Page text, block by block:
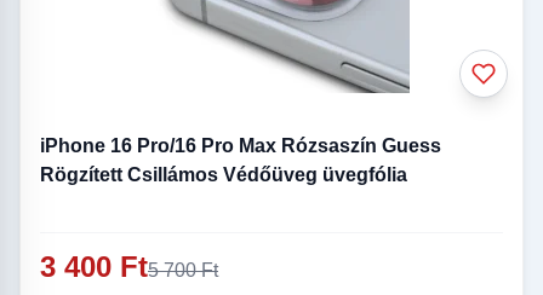
iPhone 16 Pro/16 Pro Max Rózsaszín Guess
Rögzített Csillámos Védőüveg üvegfólia
3 400 Ft5 700 Ft